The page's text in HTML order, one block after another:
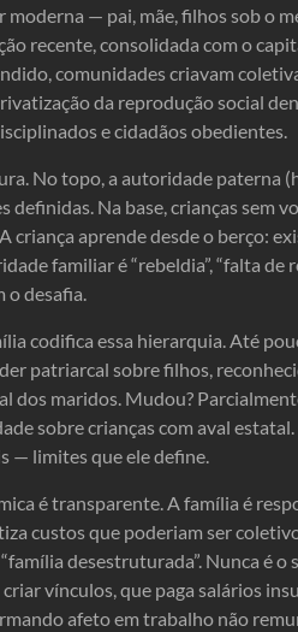
moderna — pai, mãe, filhos sob o
recente, consolidada com o
comunidades criavam
da reprodução social
e cidadãos obedientes.
No topo, a autoridade paterna
definidas. Na base, crianças sem
criança aprende desde o berço:
familiar é “rebeldia”, “falta de
o desafia.
codifica essa hierarquia. Até
patriarcal sobre filhos,
dos maridos. Mudou?
sobre crianças com aval
— limites que ele define.
é transparente. A família é
custos que poderiam ser
desestruturada”. Nunca é
vínculos, que paga salários
afeto em trabalho não